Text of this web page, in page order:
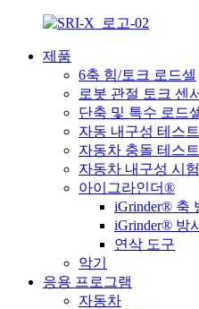
제품
6축 힘/토크 로드셀
로봇 관절 토크 센
단축 및 특수 로드
자동 내구성 테스
자동차 충돌 테스
자동차 내구성 시
아이그라인더®
iGrinder® 축
iGrinder® 방
연삭 도구
악기
응용 프로그램
자동차